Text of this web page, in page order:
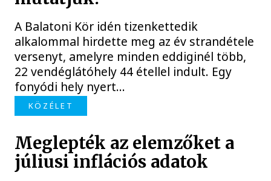
A Balatoni Kör idén tizenkettedik
alkalommal hirdette meg az év strandétele
versenyt, amelyre minden eddiginél több,
22 vendéglátóhely 44 étellel indult. Egy
fonyódi hely nyert...
KÖZÉLET
Meglepték az elemzőket a
júliusi inflációs adatok